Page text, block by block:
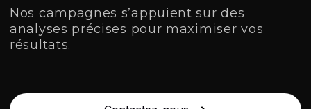
Nos campagnes s’appuient sur des
analyses précises pour maximiser vos
résultats.